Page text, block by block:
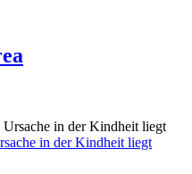
in der Kindheit liegt